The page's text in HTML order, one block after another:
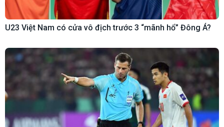
U23 Việt Nam có cửa vô địch trước 3 “mãnh hổ” Đông Á?